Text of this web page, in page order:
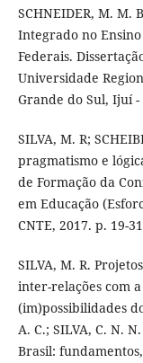
SCHNEIDER, M. M.
Integrado no
Federais.
Universidade
Grande do Sul, Ijuí -
SILVA, M. R;
pragmatismo e
de Formação da
em Educação
CNTE, 2017. p. 19-
SILVA, M. R.
inter-relações com
(im)possibilidades
A. C.; SILVA, C. N.
Brasil: